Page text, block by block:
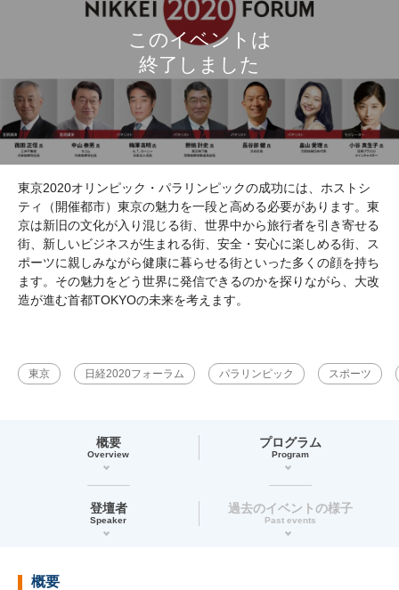
東京2020オリンピック・パラリンピックの成功には、ホストシ
ティ（開催都市）東京の魅力を一段と高める必要があります。東
京は新旧の文化が入り混じる街、世界中から旅行者を引き寄せる
街、新しいビジネスが生まれる街、安全・安心に楽しめる街、ス
ポーツに親しみながら健康に暮らせる街といった多くの顔を持ち
ます。その魅力をどう世界に発信できるのかを探りながら、大改
造が進む首都TOKYOの未来を考えます。
東京 日経2020フォーラム パラリンピック スポーツ
概要
Overview
プログラム
Program
登壇者
Speaker
過去のイベントの様子
Past events
概要